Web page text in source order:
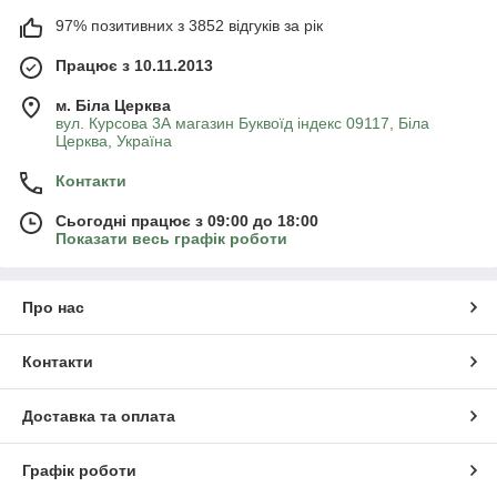
97% позитивних з 3852 відгуків за рік
Працює з 10.11.2013
м. Біла Церква
вул. Курсова 3А магазин Буквоїд індекс 09117, Біла
Церква, Україна
Контакти
Сьогодні працює з 09:00 до 18:00
Показати весь графік роботи
Про нас
Контакти
Доставка та оплата
Графік роботи